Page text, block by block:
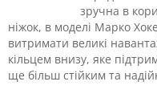
зручна в
ніжок, в моделі Марко
витримати великі
кільцем внизу, яке
ще більш стійким та